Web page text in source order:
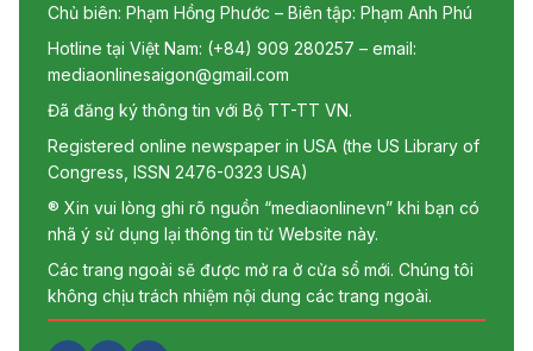
Chủ biên: Phạm Hồng Phước – Biên tập: Phạm Anh Phú
Hotline tại Việt Nam: (+84) 909 280257 – email:
mediaonlinesaigon@gmail.com
Đã đăng ký thông tin với Bộ TT-TT VN.
Registered online newspaper in USA (the US Library of
Congress, ISSN 2476-0323 USA)
® Xin vui lòng ghi rõ nguồn “mediaonlinevn” khi bạn có
nhã ý sử dụng lại thông tin từ Website này.
Các trang ngoài sẽ được mở ra ở cửa sổ mới. Chúng tôi
không chịu trách nhiệm nội dung các trang ngoài.